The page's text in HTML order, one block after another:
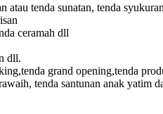
atau tenda sunatan, tenda
ceramah dll
dll.
grand opening,tenda
tenda santunan anak yatim